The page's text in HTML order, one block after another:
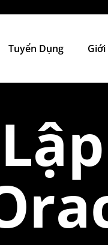
Tuyển Dụng